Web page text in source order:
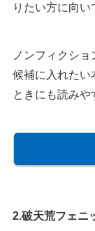
りたい方に向い
ノンフィクシ
候補に入れたい
ときにも読みや
2.破天荒フェニ